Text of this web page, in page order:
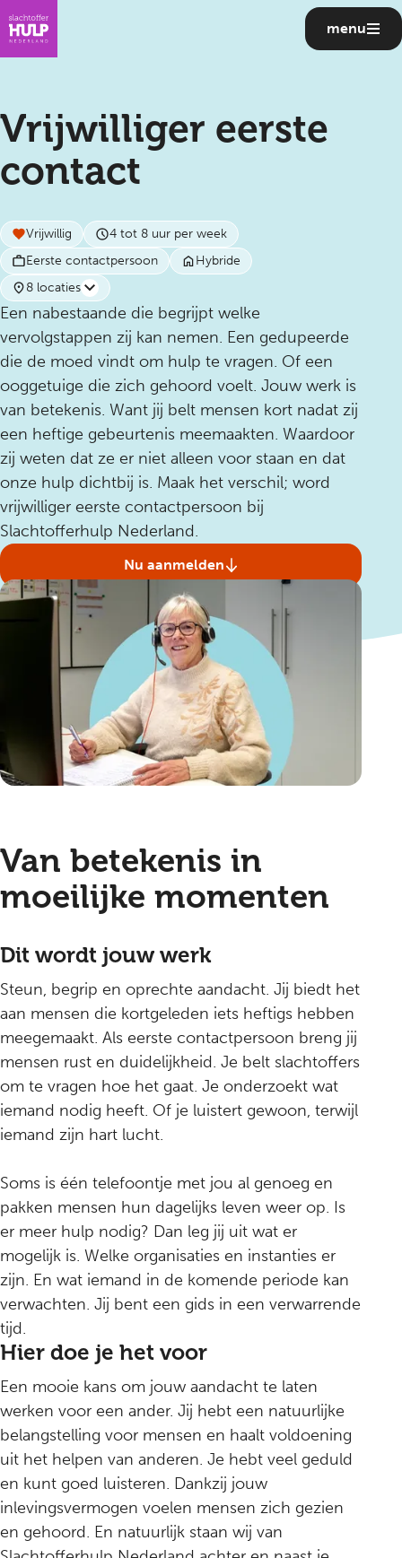
menu
Vrijwilliger eerste
contact
Vrijwillig
4 tot 8 uur per week
Eerste contactpersoon
Hybride
8 locaties
Een nabestaande die begrijpt welke
vervolgstappen zij kan nemen. Een gedupeerde
die de moed vindt om hulp te vragen. Of een
ooggetuige die zich gehoord voelt. Jouw werk is
van betekenis. Want jij belt mensen kort nadat zij
een heftige gebeurtenis meemaakten. Waardoor
zij weten dat ze er niet alleen voor staan en dat
onze hulp dichtbij is. Maak het verschil; word
vrijwilliger eerste contactpersoon bij
Slachtofferhulp Nederland.
Nu aanmelden
Van betekenis in
moeilijke momenten
Dit wordt jouw werk
Steun, begrip en oprechte aandacht. Jij biedt het
aan mensen die kortgeleden iets heftigs hebben
meegemaakt. Als eerste contactpersoon breng jij
mensen rust en duidelijkheid. Je belt slachtoffers
om te vragen hoe het gaat. Je onderzoekt wat
iemand nodig heeft. Of je luistert gewoon, terwijl
iemand zijn hart lucht.
Soms is één telefoontje met jou al genoeg en
pakken mensen hun dagelijks leven weer op. Is
er meer hulp nodig? Dan leg jij uit wat er
mogelijk is. Welke organisaties en instanties er
zijn. En wat iemand in de komende periode kan
verwachten. Jij bent een gids in een verwarrende
tijd.
Hier doe je het voor
Een mooie kans om jouw aandacht te laten
werken voor een ander. Jij hebt een natuurlijke
belangstelling voor mensen en haalt voldoening
uit het helpen van anderen. Je hebt veel geduld
en kunt goed luisteren. Dankzij jouw
inlevingsvermogen voelen mensen zich gezien
en gehoord. En natuurlijk staan wij van